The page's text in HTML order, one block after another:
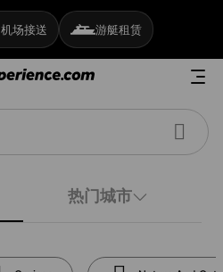
机场接送 游艇租赁
热门城市